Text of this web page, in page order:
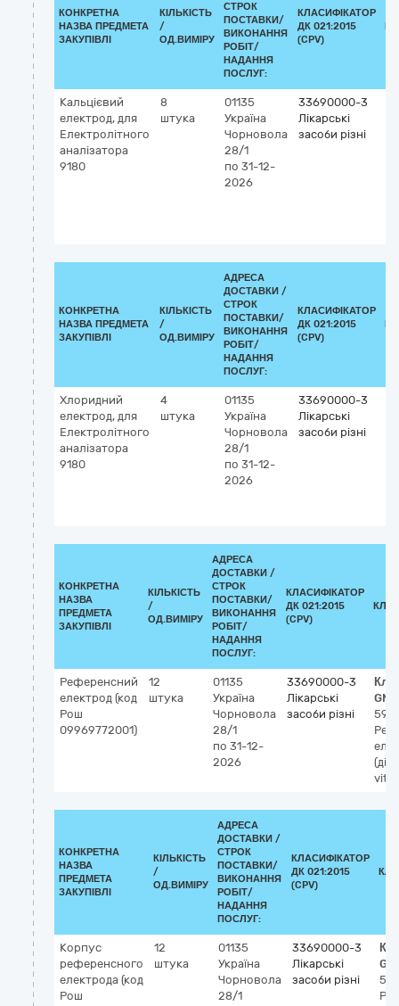
КОНКРЕТНА
НАЗВА ПРЕДМЕТА
ЗАКУПІВЛІ
КІЛЬКІСТЬ
/
ОД.ВИМІРУ
СТРОК
ПОСТАВКИ/
ВИКОНАННЯ
РОБІТ/
НАДАННЯ
ПОСЛУГ:
КЛАСИФІКАТОР
ДК 021:2015
(CPV)
Кальцієвий
електрод, для
Електролітного
аналізатора
9180
8
штука
01135
Україна
Чорновола
28/1
по 31-12-
2026
33690000-3
Лікарські
засоби різні
КОНКРЕТНА
НАЗВА ПРЕДМЕТА
ЗАКУПІВЛІ
КІЛЬКІСТЬ
/
ОД.ВИМІРУ
АДРЕСА
ДОСТАВКИ /
СТРОК
ПОСТАВКИ/
ВИКОНАННЯ
РОБІТ/
НАДАННЯ
ПОСЛУГ:
КЛАСИФІКАТОР
ДК 021:2015
(CPV)
Хлоридний
електрод, для
Електролітного
аналізатора
9180
4
штука
01135
Україна
Чорновола
28/1
по 31-12-
2026
33690000-3
Лікарські
засоби різні
КОНКРЕТНА
НАЗВА
ПРЕДМЕТА
ЗАКУПІВЛІ
КІЛЬКІСТЬ
/
ОД.ВИМІРУ
АДРЕСА
ДОСТАВКИ /
СТРОК
ПОСТАВКИ/
ВИКОНАННЯ
РОБІТ/
НАДАННЯ
ПОСЛУГ:
КЛАСИФІКАТОР
ДК 021:2015
(CPV)
Референсний
електрод (код
Рош
09969772001)
12
штука
01135
Україна
Чорновола
28/1
по 31-12-
2026
33690000-3
Лікарські
засоби різні
КОНКРЕТНА
НАЗВА
ПРЕДМЕТА
ЗАКУПІВЛІ
КІЛЬКІСТЬ
/
ОД.ВИМІРУ
АДРЕСА
ДОСТАВКИ /
СТРОК
ПОСТАВКИ/
ВИКОНАННЯ
РОБІТ/
НАДАННЯ
ПОСЛУГ:
КЛАСИФІКАТОР
ДК 021:2015
(CPV)
Корпус
референсного
електрода (код
Рош
12
штука
01135
Україна
Чорновола
28/1
33690000-3
Лікарські
засоби різні